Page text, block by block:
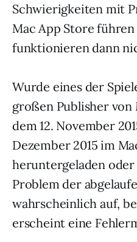
Schwierigkeiten mit
Mac App Store führen
funktionieren dann
Wurde eines der
großen Publisher von
dem 12. November
Dezember 2015 im
heruntergeladen
Problem der
wahrscheinlich auf,
erscheint eine